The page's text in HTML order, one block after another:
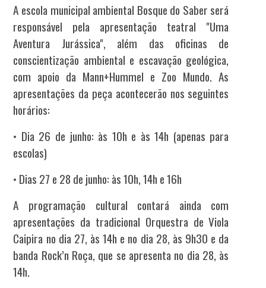
A escola municipal ambiental Bosque do Saber será
responsável pela apresentação teatral "Uma
Aventura Jurássica", além das oficinas de
conscientização ambiental e escavação geológica,
com apoio da Mann+Hummel e Zoo Mundo. As
apresentações da peça acontecerão nos seguintes
horários:
• Dia 26 de junho: às 10h e às 14h (apenas para
escolas)
• Dias 27 e 28 de junho: às 10h, 14h e 16h
A programação cultural contará ainda com
apresentações da tradicional Orquestra de Viola
Caipira no dia 27, às 14h e no dia 28, às 9h30 e da
banda Rock’n Roça, que se apresenta no dia 28, às
14h.